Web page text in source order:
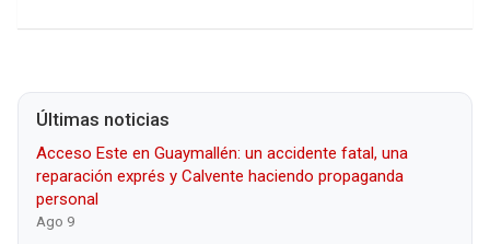
Últimas noticias
Acceso Este en Guaymallén: un accidente fatal, una
reparación exprés y Calvente haciendo propaganda
personal
Ago 9